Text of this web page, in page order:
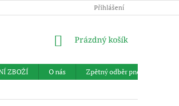
Přihlášení
NÁKUPNÍ
Prázdný košík
ZBOŽÍ O nás
Zpětný odběr pneumatik